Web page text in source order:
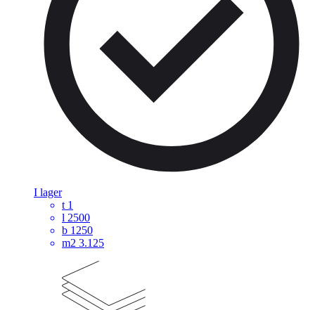
I lager
t 1
l 2500
b 1250
m2 3.125